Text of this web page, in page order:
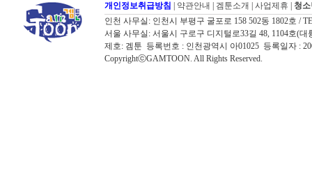
개인정보취급방침 약관안내 겜툰소개 사업제휴
청
인천 사무실: 인천시 부평구 굴포로 158 502동 1802호 /
서울 사무실: 서울시 구로구 디지털로33길 48, 1104호(대
제호: 겜툰 등록번호 : 인천광역시 아01025 등록일자 :
CopyrightⓒGAMTOON. All Rights Reserved.